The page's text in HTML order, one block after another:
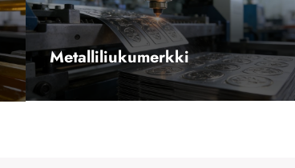
Metalliliukumerkki